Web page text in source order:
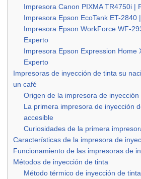
Impresora Canon PIXMA TR4750i |
Impresora Epson EcoTank ET-2840
Impresora Epson WorkForce WF-
Experto
Impresora Epson Expression Home
Experto
Impresoras de inyección de tinta su
un café
Origen de la impresora de inyección
La primera impresora de inyección
accesible
Curiosidades de la primera
Características de la impresora de
Funcionamiento de las impresoras de
Métodos de inyección de tinta
Método térmico de inyección de tinta